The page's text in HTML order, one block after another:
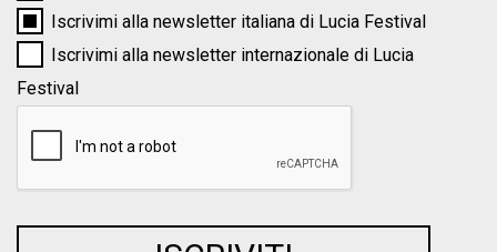
Iscrivimi alla newsletter italiana di Lucia Festival
Iscrivimi alla newsletter internazionale di Lucia
Festival